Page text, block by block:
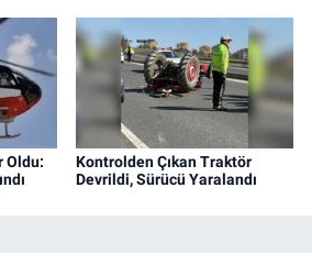
Oldu:
Kontrolden Çıkan Traktör
Devrildi, Sürücü Yaralandı